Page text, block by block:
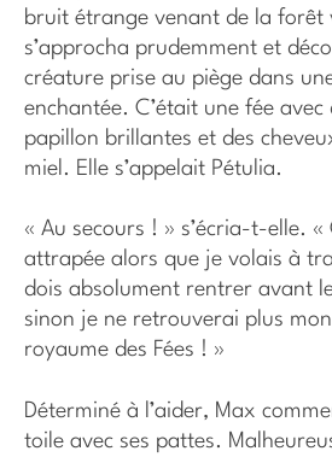
bruit étrange venant de la forêt
s’approcha prudemment et
créature prise au piège dans
enchantée. C’était une fée avec
papillon brillantes et des
miel. Elle s’appelait Pétulia.
« Au secours ! » s’écria-t-elle. «
attrapée alors que je volais à
dois absolument rentrer avant
sinon je ne retrouverai plus
royaume des Fées ! »
Déterminé à l’aider, Max
toile avec ses pattes.